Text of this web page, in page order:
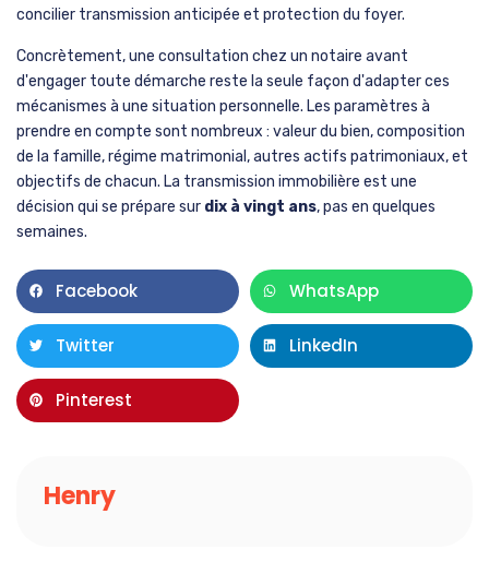
concilier transmission anticipée et protection du foyer.
Concrètement, une consultation chez un notaire avant
d'engager toute démarche reste la seule façon d'adapter ces
mécanismes à une situation personnelle. Les paramètres à
prendre en compte sont nombreux : valeur du bien, composition
de la famille, régime matrimonial, autres actifs patrimoniaux, et
objectifs de chacun. La transmission immobilière est une
décision qui se prépare sur dix à vingt ans, pas en quelques
semaines.
Facebook WhatsApp
Twitter LinkedIn
Pinterest
Henry